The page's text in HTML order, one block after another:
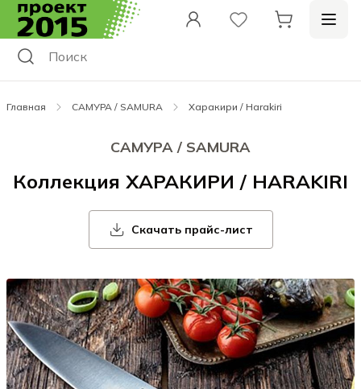
Главная САМУРА / SAMURA Харакири / Harakiri
САМУРА / SAMURA
Коллекция ХАРАКИРИ / HARAKIRI
Скачать прайс-лист